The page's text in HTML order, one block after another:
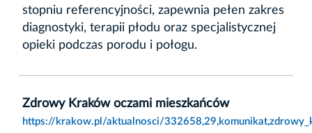
stopniu referencyjności, zapewnia pełen zakres
diagnostyki, terapii płodu oraz specjalistycznej
opieki podczas porodu i połogu.
Zdrowy Kraków oczami mieszkańców
https://krakow.pl/aktualnosci/